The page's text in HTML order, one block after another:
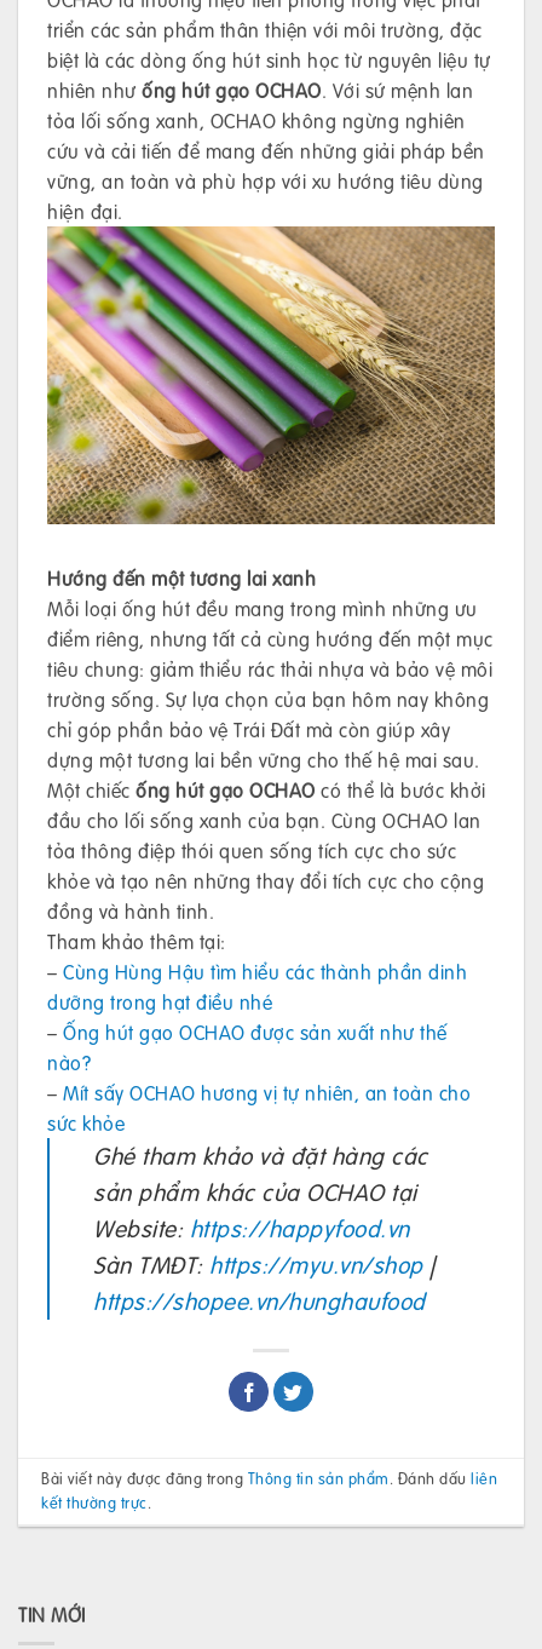
triển các sản phẩm thân thiện với môi trường, đặc
biệt là các dòng ống hút sinh học từ nguyên liệu tự
nhiên như ống hút gạo OCHAO. Với sứ mệnh lan
tỏa lối sống xanh, OCHAO không ngừng nghiên
cứu và cải tiến để mang đến những giải pháp bền
vững, an toàn và phù hợp với xu hướng tiêu dùng
hiện đại.
Hướng đến một tương lai xanh
Mỗi loại ống hút đều mang trong mình những ưu
điểm riêng, nhưng tất cả cùng hướng đến một mục
tiêu chung: giảm thiểu rác thải nhựa và bảo vệ môi
trường sống. Sự lựa chọn của bạn hôm nay không
chỉ góp phần bảo vệ Trái Đất mà còn giúp xây
dựng một tương lai bền vững cho thế hệ mai sau.
Một chiếc ống hút gạo OCHAO có thể là bước khởi
đầu cho lối sống xanh của bạn. Cùng OCHAO lan
tỏa thông điệp thói quen sống tích cực cho sức
khỏe và tạo nên những thay đổi tích cực cho cộng
đồng và hành tinh.
Tham khảo thêm tại:
– Cùng Hùng Hậu tìm hiểu các thành phần dinh
dưỡng trong hạt điều nhé
– Ống hút gạo OCHAO được sản xuất như thế
nào?
– Mít sấy OCHAO hương vị tự nhiên, an toàn cho
sức khỏe
Ghé tham khảo và đặt hàng các
sản phẩm khác của OCHAO tại
Website: https://happyfood.vn
Sàn TMĐT: https://myu.vn/shop|
https://shopee.vn/hunghaufood
Bài viết này được đăng trong Thông tin sản phẩm. Đánh dấuliên
kết thường trực.
TIN MỚI